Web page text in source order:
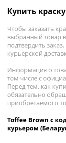
Купить
Чтобы заказать
выбранный товар
подтвердить
курьерской
Информация о
том числе с
Перед тем, как
обязательно
приобретаемого
Toffee Brown с
курьером